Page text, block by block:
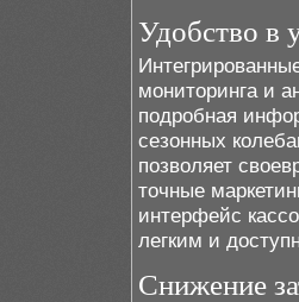
Удобство в
мониторинга и
подробная
сезонных
позволяет
точные
интерфейс
легким и
Снижение